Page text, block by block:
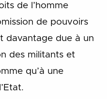
de l’homme
de pouvoirs
davantage due à un
des militants et
qu’à une